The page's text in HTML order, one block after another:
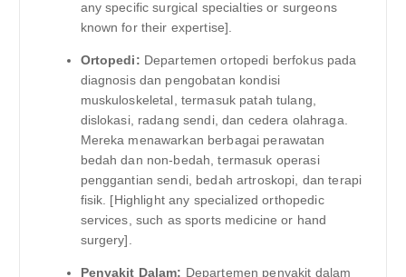
any specific surgical specialties or surgeons
known for their expertise].
Ortopedi: Departemen ortopedi berfokus pada
diagnosis dan pengobatan kondisi
muskuloskeletal, termasuk patah tulang,
dislokasi, radang sendi, dan cedera olahraga.
Mereka menawarkan berbagai perawatan
bedah dan non-bedah, termasuk operasi
penggantian sendi, bedah artroskopi, dan terapi
fisik. [Highlight any specialized orthopedic
services, such as sports medicine or hand
surgery].
Penyakit Dalam: Departemen penyakit dalam